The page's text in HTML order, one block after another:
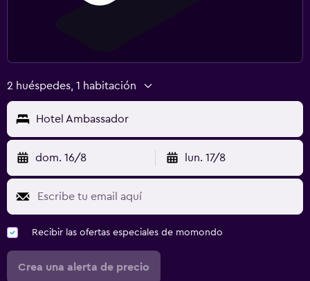
2 huéspedes, 1 habitación
Hotel Ambassador
dom. 16/8 lun. 17/8
Recibir las ofertas especiales de momondo
Crea una alerta de precio